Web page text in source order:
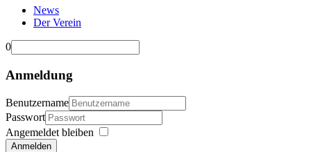
News
Der Verein
0
Anmeldung
Benutzername
Passwort
Angemeldet bleiben
Anmelden